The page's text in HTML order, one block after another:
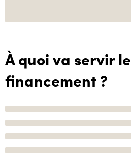
À quoi va servir le
financement ?